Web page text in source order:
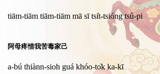
tiām-tiām tiām-tiām mā sī tsi̍t-tsióng tsû-pi
阿母疼惜我苦毒家己
a-bú thiànn-sioh guá khóo-to̍k ka-kī